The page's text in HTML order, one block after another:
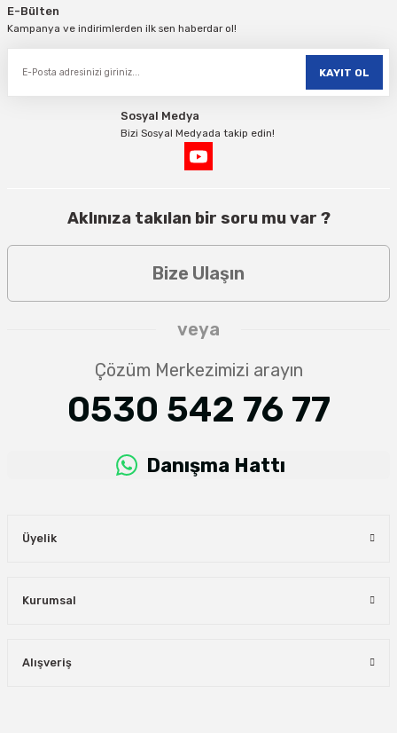
E-Bülten
Kampanya ve indirimlerden ilk sen haberdar ol!
KAYIT OL
Sosyal Medya
Bizi Sosyal Medyada takip edin!
Aklınıza takılan bir soru mu var ?
Bize Ulaşın
veya
Çözüm Merkezimizi arayın
0530 542 76 77
Danışma Hattı
Üyelik
Kurumsal
Alışveriş